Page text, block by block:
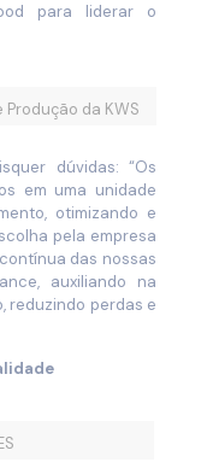
para liderar o
Produção da KWS
dúvidas: “Os
em uma unidade
otimizando e
pela empresa
das nossas
auxiliando na
reduzindo perdas e